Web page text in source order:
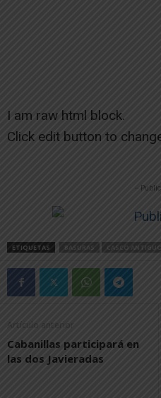
I am raw html block.
Click edit button to
--
ETIQUETAS BASURAS CASCO ANTIGUO
Artículo anterior
Cabanillas participará en
las dos Javieradas